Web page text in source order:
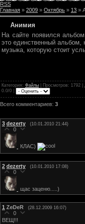
RSS
Главная » 2009 » Октябрь » 13 »
Анимия
На сайте появился
это единственный альбом,
музыка, которую стоит
Категория: Файлы Просмотров: 1792 |
0.0/0 |
Всего комментариев: 3
3 dezerty (10.01.2010 21:44)
0
КЛАС)
2 dezerty (10.01.2010 17:08)
0
щас заценю.....)
1 ZeDeR (28.12.2009 16:07)
0
ВЕЩ!!!